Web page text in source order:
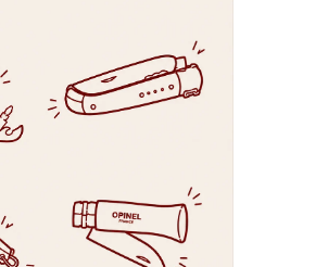
LAGUIOLE EN AUBRAC
set van botermes in wenge en
Laguiole en Aubrac set van botermes in
wenge en boterplankje in acacia.
€115,00
Op voorraad